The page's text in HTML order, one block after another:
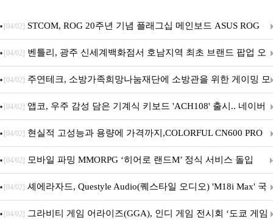
[04/02] STCOM, ROG 20주년 기념 플래그십 메인보드 ASUS ROG
Crosshair X870E EDITION 20 국내 출시 예정
[04/02] 벤틀리, 광주 신세계백화점서 호남지역 최초 브랜드 팝업 오
픈
[04/02] 주연테크, 소방가족희망나눔재단에 소방관을 위한 게이밍 모
니터·스마트 펫 침대 기부
[04/02] 앱코, 우주 감성 담은 기계식 키보드 'ACH108' 출시.. 네이버
브랜드데이 기획전 진행
[04/02] 현실적 고성능과 용량에 가격까지,COLORFUL CN600 PRO
M.2 NVMe 디앤디컴 1TB
[04/02] 모바일 파밍 MMORPG ‘히어로 랜드M’ 정식 서비스 돌입
[04/02] 셰에라자드, Questyle Audio(퀘스타일 오디오) 'M18i Max' 국
내 정식 출시
[04/02] 그라비티 게임 어라이즈(GGA), 인디 게임 전시회 ‘도쿄 게임